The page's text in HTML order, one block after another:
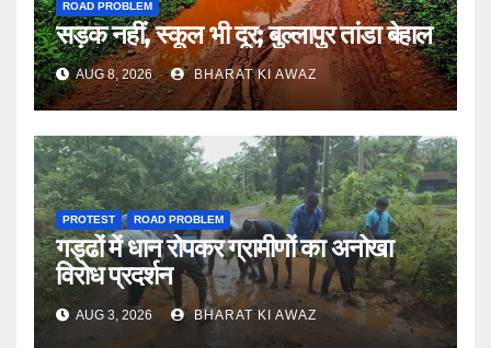
ROAD PROBLEM
सड़क नहीं, स्कूल भी दूर; बुल्लापुर तांडा बेहाल
AUG 8, 2026 BHARAT KI AWAZ
PROTEST ROAD PROBLEM
गड्ढों में धान रोपकर ग्रामीणों का अनोखा
विरोध प्रदर्शन
AUG 3, 2026 BHARAT KI AWAZ